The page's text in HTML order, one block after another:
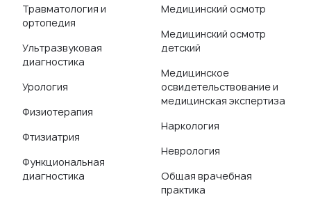
Травматология и
ортопедия
Ультразвуковая
диагностика
Урология
Физиотерапия
Фтизиатрия
Функциональная
диагностика
Медицинский осмотр
Медицинский осмотр
детский
Медицинское
освидетельствование и
медицинская экспертиза
Наркология
Неврология
Общая врачебная
практика